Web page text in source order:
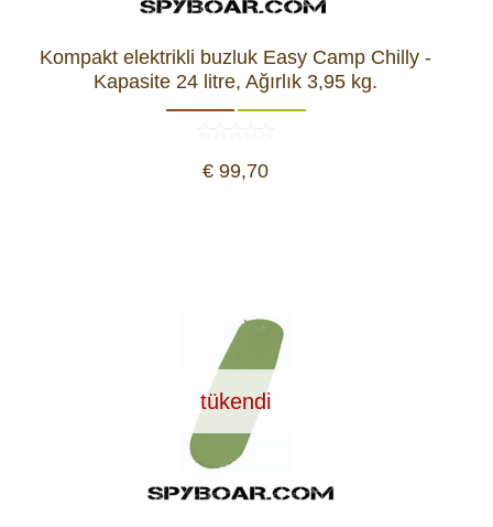
Kompakt elektrikli buzluk Easy Camp Chilly -
Kapasite 24 litre, Ağırlık 3,95 kg.
€ 99,70
tükendi